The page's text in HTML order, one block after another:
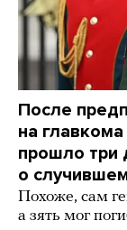
После
на
прошло три
о
Похоже, сам
а зять мог